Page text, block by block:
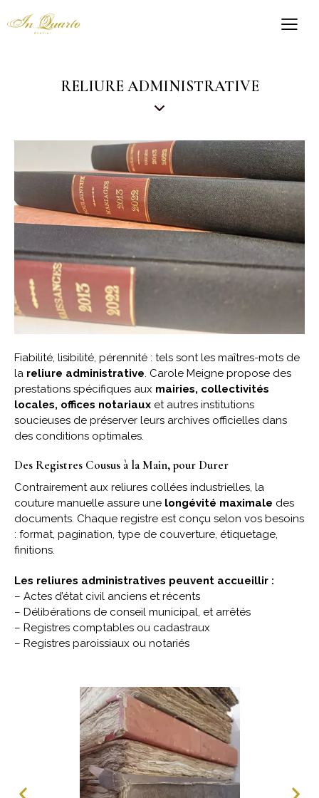
RELIURE ADMINISTRATIVE
Fiabilité, lisibilité, pérennité : tels sont les maîtres-mots de
la reliure administrative. Carole Meigne propose des
prestations spécifiques aux mairies, collectivités
locales, offices notariaux et autres institutions
soucieuses de préserver leurs archives officielles dans
des conditions optimales.
Des Registres Cousus à la Main, pour Durer
Contrairement aux reliures collées industrielles, la
couture manuelle assure une longévité maximale des
documents. Chaque registre est conçu selon vos besoins
: format, pagination, type de couverture, étiquetage,
finitions.
Les reliures administratives peuvent accueillir :
– Actes d’état civil anciens et récents
– Délibérations de conseil municipal, et arrêtés
– Registres comptables ou cadastraux
– Registres paroissiaux ou notariés